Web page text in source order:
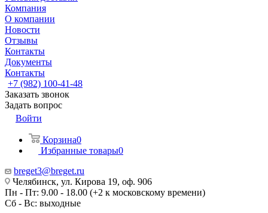
Компания
О компании
Новости
Отзывы
Контакты
Документы
Контакты
+7 (982) 100-41-48
Заказать звонок
Задать вопрос
Войти
Корзина0
Избранные товары0
breget3@breget.ru
Челябинск, ул. Кирова 19, оф. 906
Пн - Пт: 9.00 - 18.00 (+2 к московскому времени)
Сб - Вс: выходные